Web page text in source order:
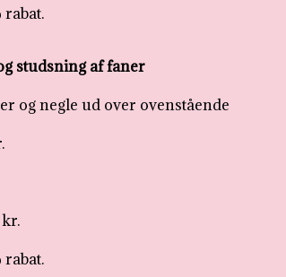
rabat.
studsning af faner
og negle ud over ovenstående
rabat.